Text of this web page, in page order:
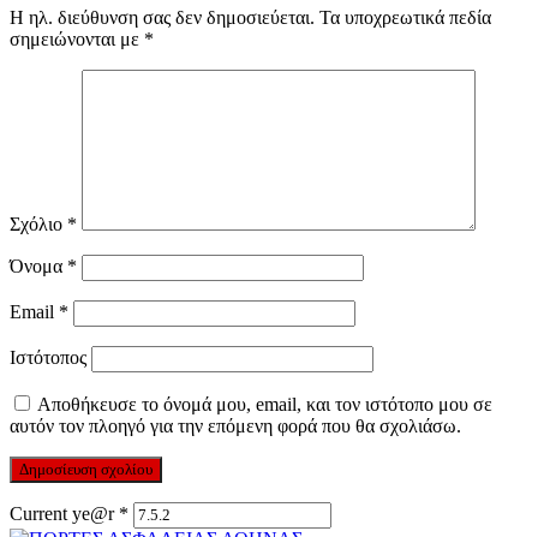
Η ηλ. διεύθυνση σας δεν δημοσιεύεται. Τα υποχρεωτικά πεδία
σημειώνονται με *
Σχόλιο *
Όνομα *
Email *
Ιστότοπος
Αποθήκευσε το όνομά μου, email, και τον ιστότοπο μου σε
αυτόν τον πλοηγό για την επόμενη φορά που θα σχολιάσω.
Current ye@r *